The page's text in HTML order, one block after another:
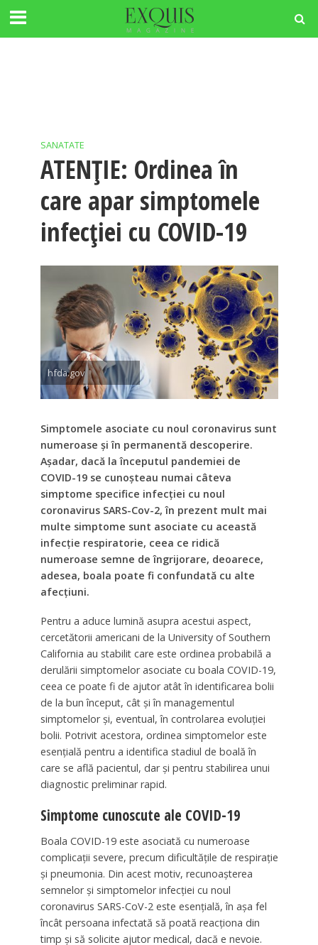
SANATATE
ATENȚIE: Ordinea în
care apar simptomele
infecției cu COVID-19
hfda.gov
Simptomele asociate cu noul coronavirus sunt
numeroase și în permanentă descoperire.
Așadar, dacă la începutul pandemiei de
COVID-19 se cunoșteau numai câteva
simptome specifice infecției cu noul
coronavirus SARS-Cov-2, în prezent mult mai
multe simptome sunt asociate cu această
infecție respiratorie, ceea ce ridică
numeroase semne de îngrijorare, deoarece,
adesea, boala poate fi confundată cu alte
afecțiuni.
Pentru a aduce lumină asupra acestui aspect,
cercetătorii americani de la University of Southern
California au stabilit care este ordinea probabilă a
derulării simptomelor asociate cu boala COVID-19,
ceea ce poate fi de ajutor atât în identificarea bolii
de la bun început, cât și în managementul
simptomelor și, eventual, în controlarea evoluției
bolii. Potrivit acestora, ordinea simptomelor este
esențială pentru a identifica stadiul de boală în
care se află pacientul, dar și pentru stabilirea unui
diagnostic preliminar rapid.
Simptome cunoscute ale COVID-19
Boala COVID-19 este asociată cu numeroase
complicații severe, precum dificultățile de respirație
și pneumonia. Din acest motiv, recunoașterea
semnelor și simptomelor infecției cu noul
coronavirus SARS-CoV-2 este esențială, în așa fel
încât persoana infectată să poată reacționa din
timp și să solicite ajutor medical, dacă e nevoie.